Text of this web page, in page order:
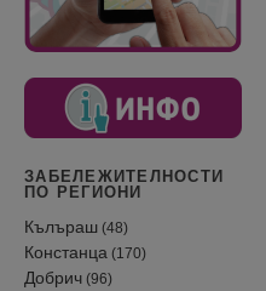
ЗАБЕЛЕЖИТЕЛНОСТИ
ПО РЕГИОНИ
Кълъраш (48)
Констанца (170)
Добрич (96)